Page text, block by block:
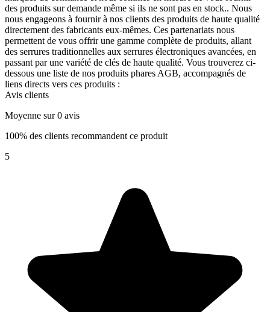
des produits sur demande même si ils ne sont pas en stock.. Nous
nous engageons à fournir à nos clients des produits de haute qualité
directement des fabricants eux-mêmes. Ces partenariats nous
permettent de vous offrir une gamme complète de produits, allant
des serrures traditionnelles aux serrures électroniques avancées, en
passant par une variété de clés de haute qualité. Vous trouverez ci-
dessous une liste de nos produits phares AGB, accompagnés de
liens directs vers ces produits :
Avis clients
Moyenne sur 0 avis
100% des clients recommandent ce produit
5